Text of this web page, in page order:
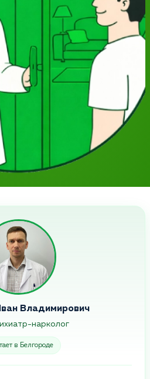
Владимирович
нарколог
в Белгороде